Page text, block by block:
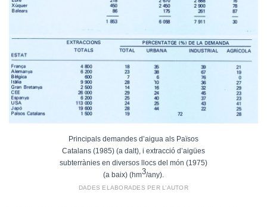
Principals demandes d’aigua als Països
Catalans (1985) (a dalt), i extracció d’aigües
subterrànies en diversos llocs del món (1975)
(a baix) (hm3/any).
DADES ELABORADES PER L’AUTOR